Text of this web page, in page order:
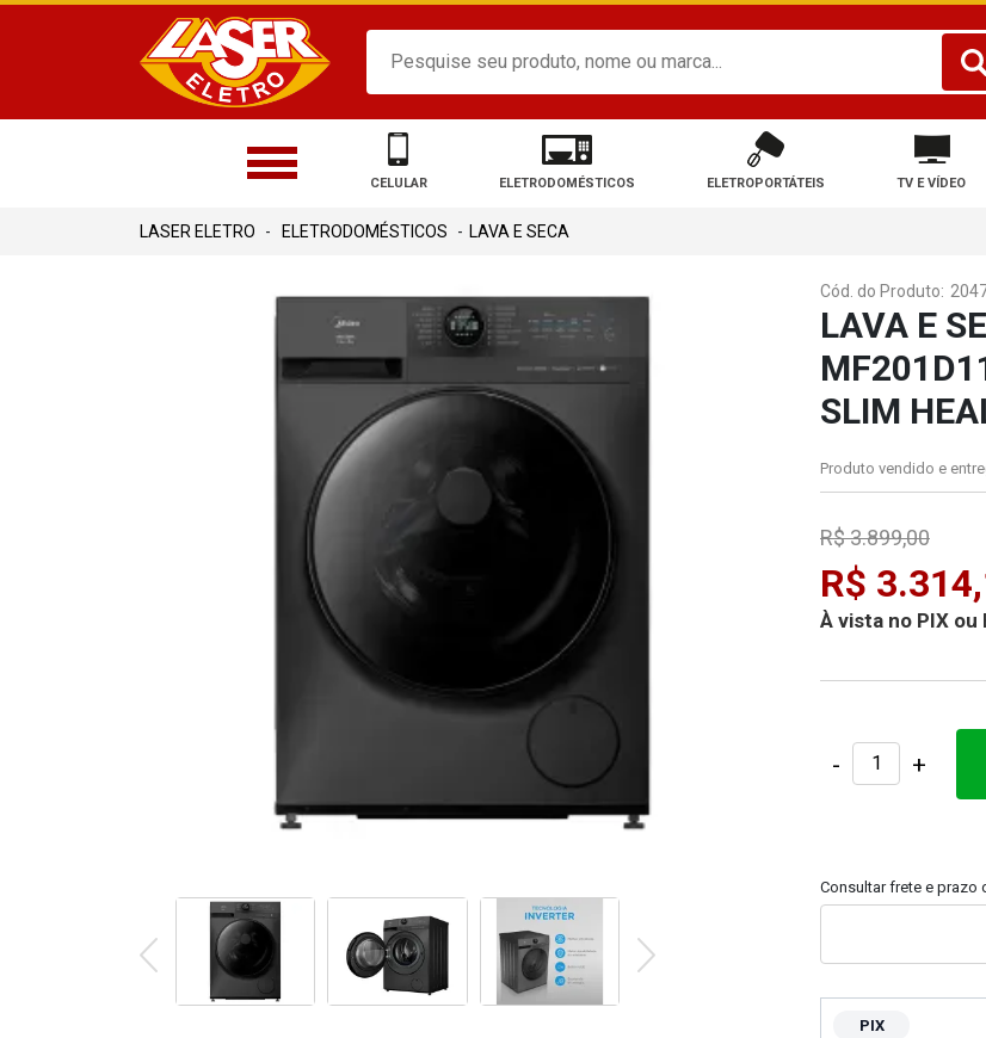
CELULAR ELETRODOMÉSTICOS ELETROPORTÁTEIS TV E VÍDEO
ELETRODOMÉSTICOS LAVA E SECA
Cód. do Produto:
LAVA E
SLIM
Produto vendido e
R$
À vista no PIX
R$ 3.899,00
- +
Consultar frete e prazo
PIX